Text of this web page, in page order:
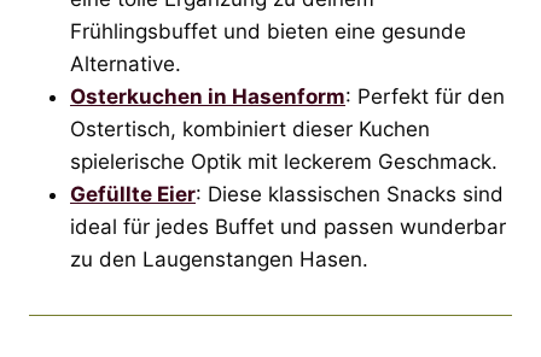
Frühlingsbuffet und bieten eine gesunde
Alternative.
Osterkuchen in Hasenform: Perfekt für den
Ostertisch, kombiniert dieser Kuchen
spielerische Optik mit leckerem Geschmack.
Gefüllte Eier: Diese klassischen Snacks sind
ideal für jedes Buffet und passen wunderbar
zu den Laugenstangen Hasen.